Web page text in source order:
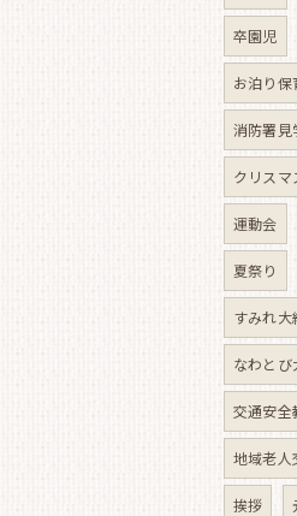
卒園児
お泊り保
消防署見
クリスマ
運動会
夏祭り
すみれ大
なわとび
交通安全
地域老人
挨拶